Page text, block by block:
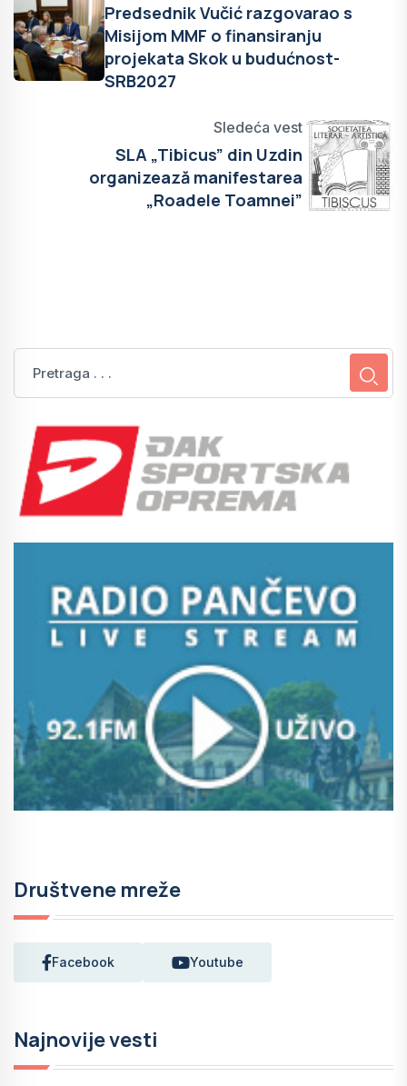
Predsednik Vučić razgovarao s
Misijom MMF o finansiranju
projekata Skok u budućnost-
SRB2027
Sledeća vest
SLA „Tibicus” din Uzdin
organizează manifestarea
„Roadele Toamnei”
Društvene mreže
Facebook Youtube
Najnovije vesti